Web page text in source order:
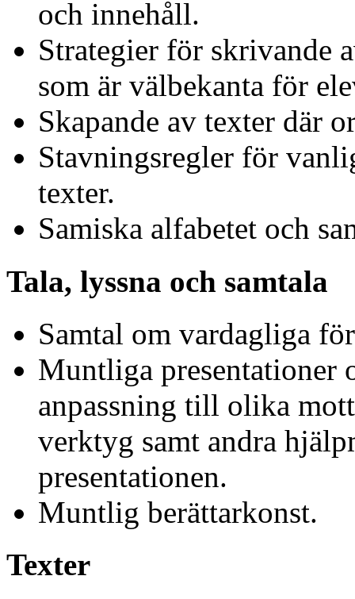
och innehåll.
Strategier för skrivande
som är välbekanta för
Skapande av texter där
Stavningsregler för
texter.
Samiska alfabetet och
Tala, lyssna och samtala
Samtal om vardagliga
Muntliga presentationer
anpassning till olika
verktyg samt andra
presentationen.
Muntlig berättarkonst.
Texter